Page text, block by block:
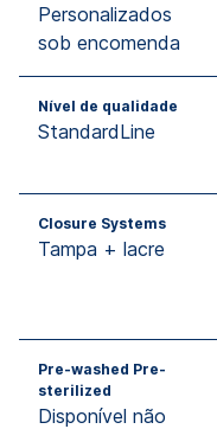
Personalizados
sob encomenda
Nível de qualidade
StandardLine
Closure Systems
Tampa + lacre
Pre-washed Pre-
sterilized
Disponível não